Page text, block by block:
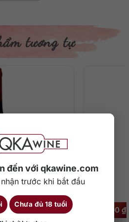
đến với qkawine.com
trước khi bắt đầu
Chưa đủ 18 tuổi
tương tự
285.000₫